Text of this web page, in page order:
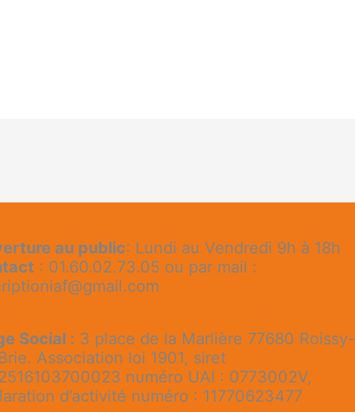
au public: Lundi au Vendredi 9h à 18h
: 01.60.02.73.05 ou par mail :
Social : 3 place de la Marlière 77680 Roissy-
Association loi 1901, siret
numéro UAI : 0773002V,
d’activité numéro : 11770623477